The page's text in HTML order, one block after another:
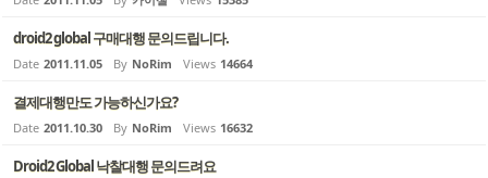
droid2 global 구매대행 문의드립니다.
Date 2011.11.05 By NoRim Views 14664
결제대행만도 가능하신가요?
Date 2011.10.30 By NoRim Views 16632
Droid2 Global 낙찰대행 문의드려요